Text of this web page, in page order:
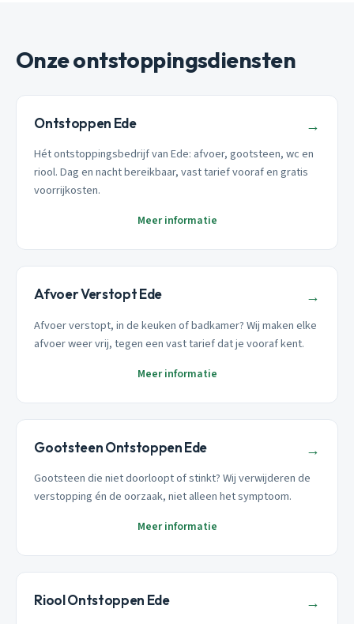
Onze ontstoppingsdiensten
Ontstoppen Ede →
Hét ontstoppingsbedrijf van Ede: afvoer, gootsteen, wc en
riool. Dag en nacht bereikbaar, vast tarief vooraf en gratis
voorrijkosten.
Meer informatie
Afvoer Verstopt Ede →
Afvoer verstopt, in de keuken of badkamer? Wij maken elke
afvoer weer vrij, tegen een vast tarief dat je vooraf kent.
Meer informatie
Gootsteen Ontstoppen Ede →
Gootsteen die niet doorloopt of stinkt? Wij verwijderen de
verstopping én de oorzaak, niet alleen het symptoom.
Meer informatie
Riool Ontstoppen Ede →